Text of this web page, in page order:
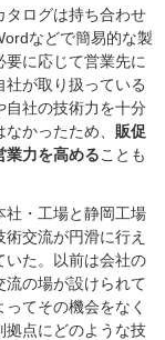
タログは持ち合わせ
などで簡易的な製
に応じて営業先に
が取り扱っている
自社の技術力を十分
かったため、
販促
業力を高めることも
社・工場と静岡工場
交流が円滑に行え
いた。以前は会社の
流の場が設けられて
てその機会をなく
拠点にどのような技